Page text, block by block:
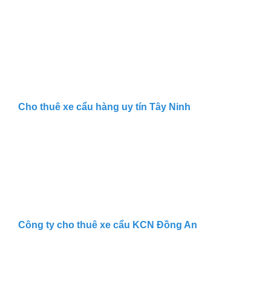
Cho thuê xe cẩu hàng uy tín Tây Ninh
Công ty cho thuê xe cẩu KCN Đồng An